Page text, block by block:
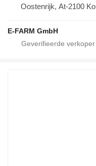
Oostenrijk, At-2100
E-FARM GmbH